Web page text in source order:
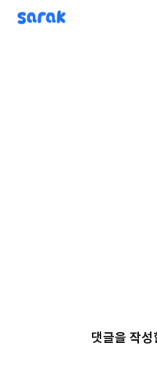
sarak
댓글을 작